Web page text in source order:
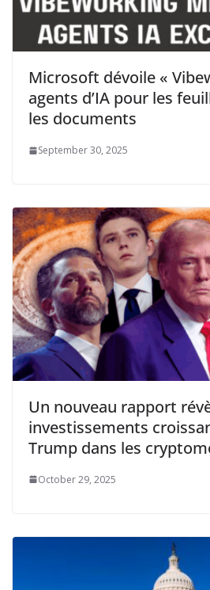
Microsoft dévoile «
agents d’IA pour les
les documents
September 30, 2025
Un nouveau rapport
investissements
Trump dans les
October 29, 2025